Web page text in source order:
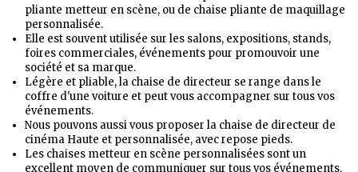
pliante metteur en scène, ou de chaise pliante de maquillage
personnalisée.
Elle est souvent utilisée sur les salons, expositions, stands,
foires commerciales, événements pour promouvoir une
société et sa marque.
Légère et pliable, la chaise de directeur se range dans le
coffre d'une voiture et peut vous accompagner sur tous vos
événements.
Nous pouvons aussi vous proposer la chaise de directeur de
cinéma Haute et personnalisée, avec repose pieds.
Les chaises metteur en scène personnalisées sont un
excellent moyen de communiquer sur tous vos événements.